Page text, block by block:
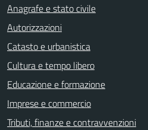
Anagrafe e stato civile
Autorizzazioni
Catasto e urbanistica
Cultura e tempo libero
Educazione e formazione
Imprese e commercio
Tributi, finanze e contravvenzioni